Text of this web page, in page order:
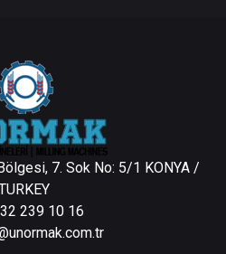
7. Sok No: 5/1 KONYA /
239 10 16